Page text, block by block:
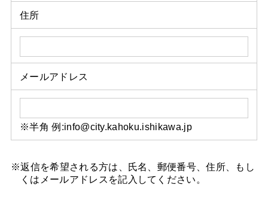
住所
メールアドレス
※半角 例:info@city.kahoku.ishikawa.jp
※返信を希望される方は、氏名、郵便番号、住所、もし
くはメールアドレスを記入してください。